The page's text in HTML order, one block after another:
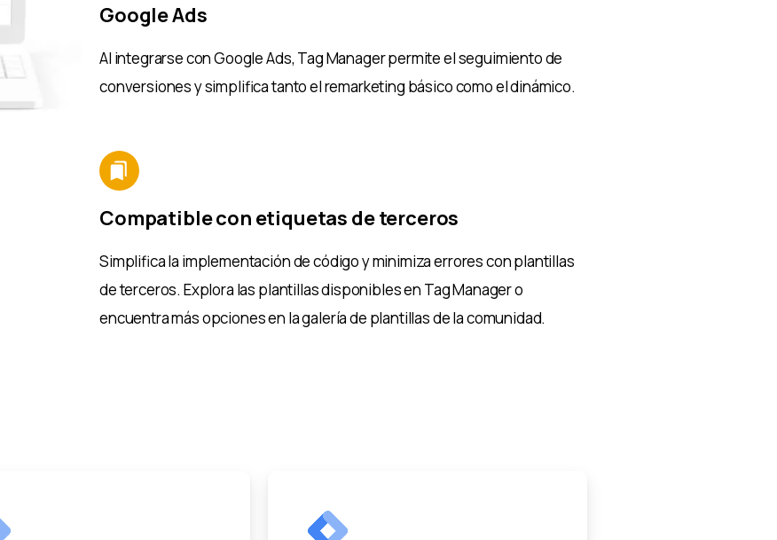
Google Ads
Al integrarse con Google Ads, Tag Manager permite el seguimiento de
conversiones y simplifica tanto el remarketing básico como el dinámico.
Compatible con etiquetas de terceros
Simplifica la implementación de código y minimiza errores con plantillas
de terceros. Explora las plantillas disponibles en Tag Manager o
encuentra más opciones en la galería de plantillas de la comunidad.